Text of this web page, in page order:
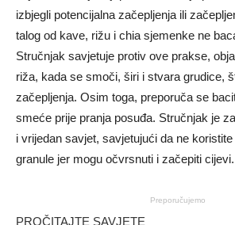
izbjegli potencijalna začepljenja ili
talog od kave, rižu i chia sjemenke ne
Stručnjak savjetuje protiv ove prakse,
riža, kada se smoči, širi i stvara grudice,
začepljenja. Osim toga, preporuča se
smeće prije pranja posuđa. Stručnjak je
i vrijedan savjet, savjetujući da ne
granule jer mogu očvrsnuti i začepiti cijevi.
Preporučujemo